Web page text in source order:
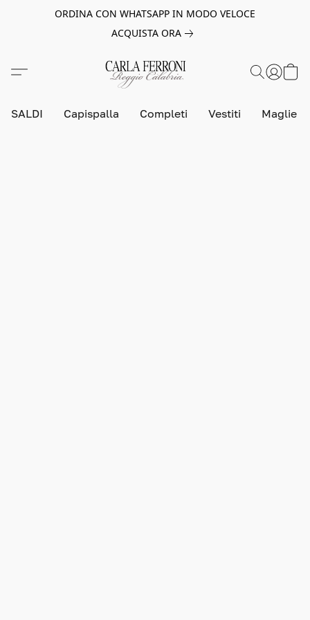
ORDINA CON WHATSAPP IN MODO VELOCE
ACQUISTA ORA
SALDI Capispalla Completi Vestiti Maglie e